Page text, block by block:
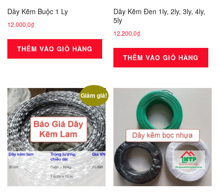
Dây Kẽm Buộc 1 Ly
12.000,0₫
THÊM VÀO GIỎ HÀNG
Dây Kẽm Đen 1ly, 2ly, 3ly, 4ly,
5ly
12.200,0₫
THÊM VÀO GIỎ HÀNG
Giảm giá!